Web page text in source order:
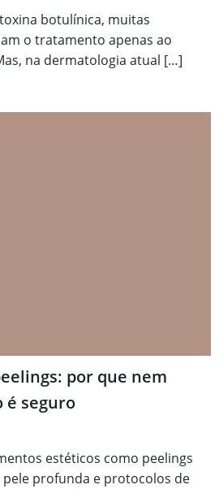
botulínica, muitas
o tratamento apenas ao
na dermatologia atual […]
por que nem
seguro
estéticos como peelings
pele profunda e protocolos de